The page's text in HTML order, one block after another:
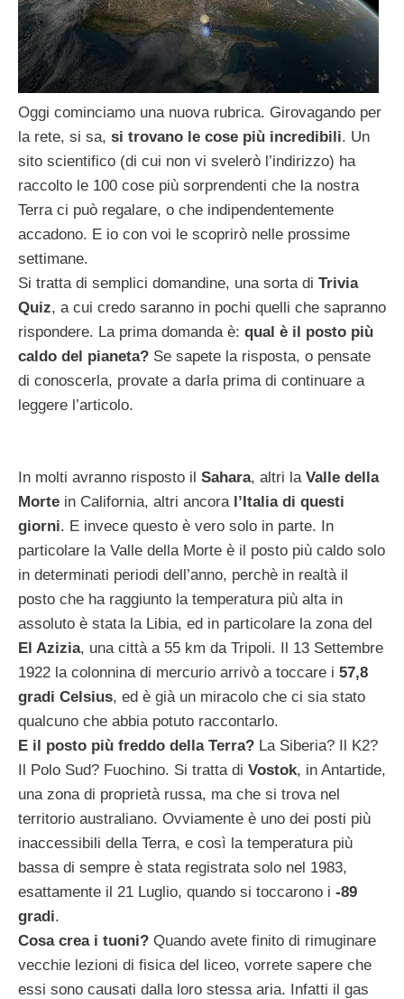
Oggi cominciamo una nuova rubrica. Girovagando per
la rete, si sa, si trovano le cose più incredibili. Un
sito scientifico (di cui non vi svelerò l’indirizzo) ha
raccolto le 100 cose più sorprendenti che la nostra
Terra ci può regalare, o che indipendentemente
accadono. E io con voi le scoprirò nelle prossime
settimane.
Si tratta di semplici domandine, una sorta di Trivia
Quiz, a cui credo saranno in pochi quelli che sapranno
rispondere. La prima domanda è: qual è il posto più
caldo del pianeta? Se sapete la risposta, o pensate
di conoscerla, provate a darla prima di continuare a
leggere l’articolo.
In molti avranno risposto il Sahara, altri la Valle della
Morte in California, altri ancora l’Italia di questi
giorni. E invece questo è vero solo in parte. In
particolare la Valle della Morte è il posto più caldo solo
in determinati periodi dell’anno, perchè in realtà il
posto che ha raggiunto la temperatura più alta in
assoluto è stata la Libia, ed in particolare la zona del
El Azizia, una città a 55 km da Tripoli. Il 13 Settembre
1922 la colonnina di mercurio arrivò a toccare i 57,8
gradi Celsius, ed è già un miracolo che ci sia stato
qualcuno che abbia potuto raccontarlo.
E il posto più freddo della Terra? La Siberia? Il K2?
Il Polo Sud? Fuochino. Si tratta di Vostok, in Antartide,
una zona di proprietà russa, ma che si trova nel
territorio australiano. Ovviamente è uno dei posti più
inaccessibili della Terra, e così la temperatura più
bassa di sempre è stata registrata solo nel 1983,
esattamente il 21 Luglio, quando si toccarono i -89
gradi.
Cosa crea i tuoni? Quando avete finito di rimuginare
vecchie lezioni di fisica del liceo, vorrete sapere che
essi sono causati dalla loro stessa aria. Infatti il gas